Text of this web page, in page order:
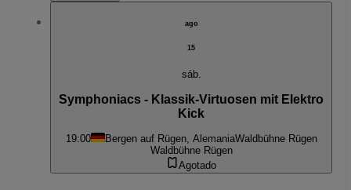
ago
15
sáb.
Symphoniacs - Klassik-Virtuosen mit Elektro
Kick
19:00 Bergen auf Rügen, AlemaniaWaldbühne Rügen
Waldbühne Rügen
Agotado